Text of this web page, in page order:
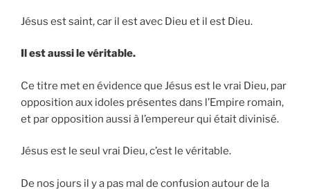
Jésus est saint, car il est avec Dieu et il est Dieu.
Il est aussi le véritable.
Ce titre met en évidence que Jésus est le vrai Dieu, par
opposition aux idoles présentes dans l’Empire romain,
et par opposition aussi à l’empereur qui était divinisé.
Jésus est le seul vrai Dieu, c’est le véritable.
De nos jours il y a pas mal de confusion autour de la